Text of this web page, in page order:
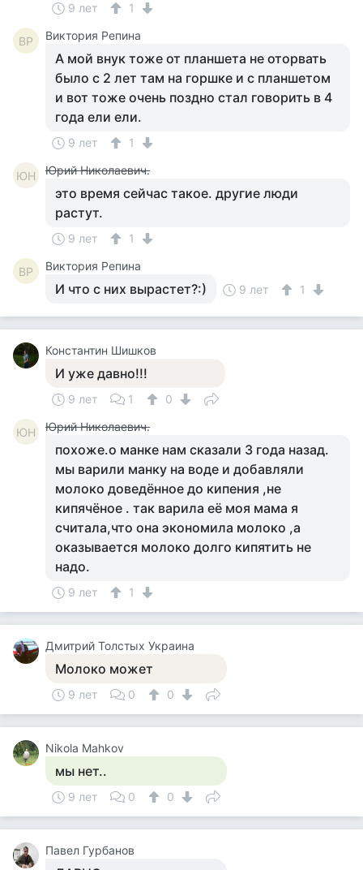
9 лет 1
ВР Виктория Репина
А мой внук тоже от планшета не оторвать
было с 2 лет там на горшке и с планшетом
и вот тоже очень поздно стал говорить в 4
года ели ели.
9 лет 1
ЮН Юрий Николаевич.
это время сейчас такое. другие люди
растут.
9 лет 1
ВР Виктория Репина
И что с них вырастет?:) 9 лет 1
Константин Шишков
И уже давно!!!
9 лет 1 0
ЮН Юрий Николаевич.
похоже.о манке нам сказали 3 года назад.
мы варили манку на воде и добавляли
молоко доведённое до кипения ,не
кипячёное . так варила её моя мама я
считала,что она экономила молоко ,а
оказывается молоко долго кипятить не
надо.
9 лет 1
Дмитрий Толстых Украина
Молоко может
9 лет 0 0
Nikola Mahkov
мы нет..
9 лет 0 0
Павел Гурбанов